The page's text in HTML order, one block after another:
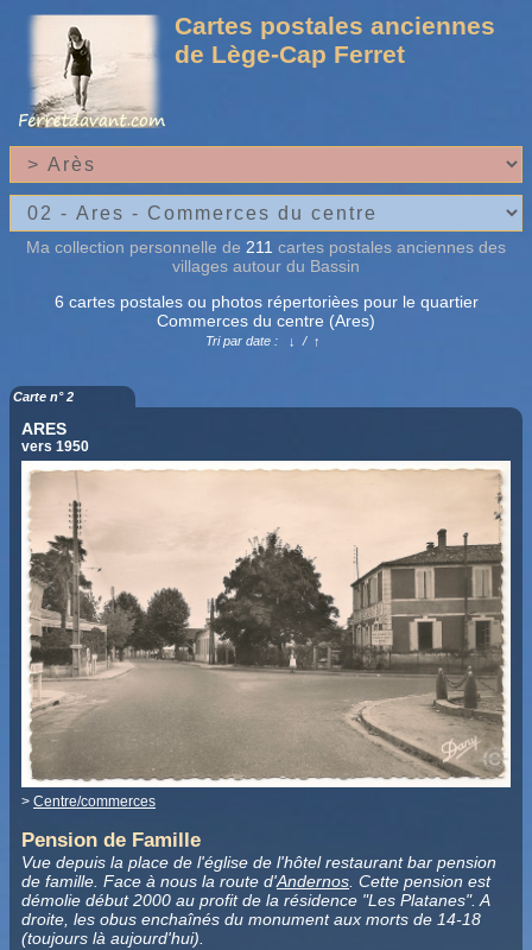
Cartes postales anciennes
de Lège-Cap Ferret
Ma collection personnelle de 211 cartes postales anciennes des
villages autour du Bassin
6 cartes postales ou photos répertorièes pour le quartier
Commerces du centre (Ares)
Tri par date : ↓ /↑
Carte n° 2
ARES
vers 1950
> Centre/commerces
Pension de Famille
Vue depuis la place de l'église de l'hôtel restaurant bar pension
de famille. Face à nous la route d'Andernos. Cette pension est
démolie début 2000 au profit de la résidence "Les Platanes". A
droite, les obus enchaînés du monument aux morts de 14-18
(toujours là aujourd'hui).